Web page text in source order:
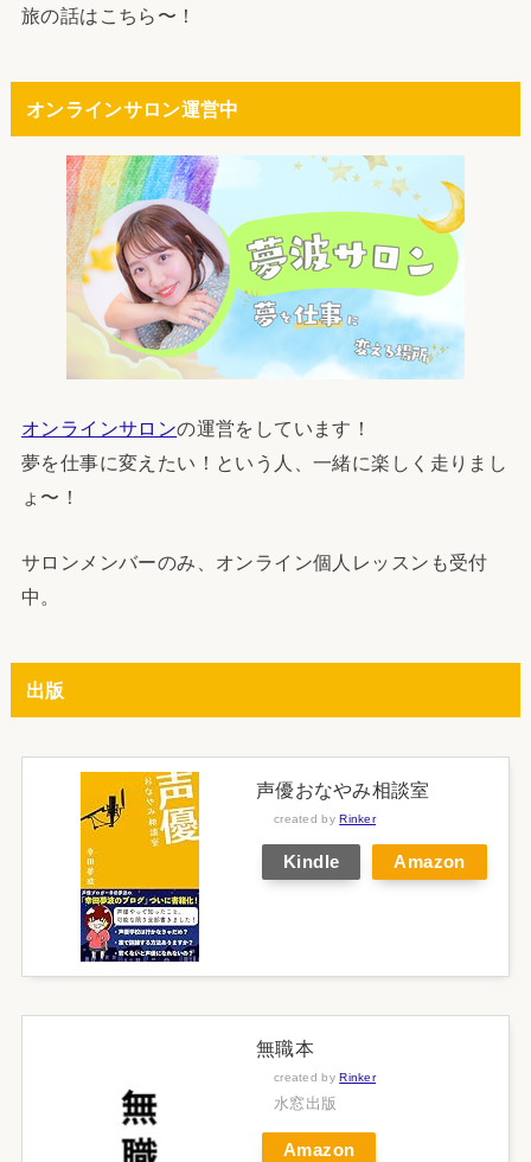
旅の話はこちら〜！
オンラインサロン運営中
オンラインサロンの運営をしています！
夢を仕事に変えたい！という人、一緒に楽しく走りまし
ょ〜！
サロンメンバーのみ、オンライン個人レッスンも受付
中。
出版
声優おなやみ相談室
created byRinker
Kindle Amazon
無職本
created by Rinker
水窓出版
Amazon